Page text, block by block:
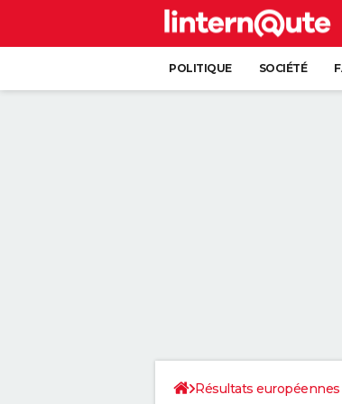
POLITIQUE SOCIÉTÉ
Résultats